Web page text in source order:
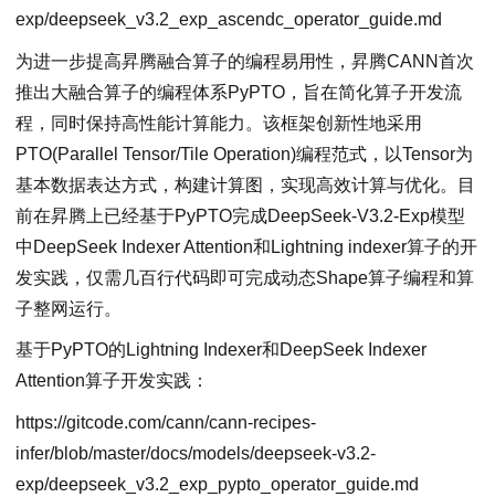
exp/deepseek_v3.2_exp_ascendc_operator_guide.md
为进一步提高昇腾融合算子的编程易用性，昇腾CANN首次
推出大融合算子的编程体系PyPTO，旨在简化算子开发流
程，同时保持高性能计算能力。该框架创新性地采用
PTO(Parallel Tensor/Tile Operation)编程范式，以Tensor为
基本数据表达方式，构建计算图，实现高效计算与优化。目
前在昇腾上已经基于PyPTO完成DeepSeek-V3.2-Exp模型
中DeepSeek Indexer Attention和Lightning indexer算子的开
发实践，仅需几百行代码即可完成动态Shape算子编程和算
子整网运行。
基于PyPTO的Lightning Indexer和DeepSeek Indexer
Attention算子开发实践：
https://gitcode.com/cann/cann-recipes-
infer/blob/master/docs/models/deepseek-v3.2-
exp/deepseek_v3.2_exp_pypto_operator_guide.md